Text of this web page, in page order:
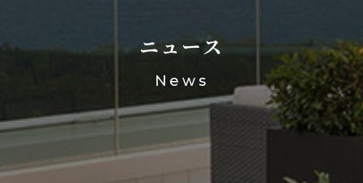
ニュース
News